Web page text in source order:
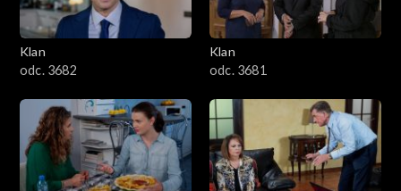
1301–1400
1201–1300
1101–1200
1001–1100
Klan
odc. 3682
Klan
odc. 3681